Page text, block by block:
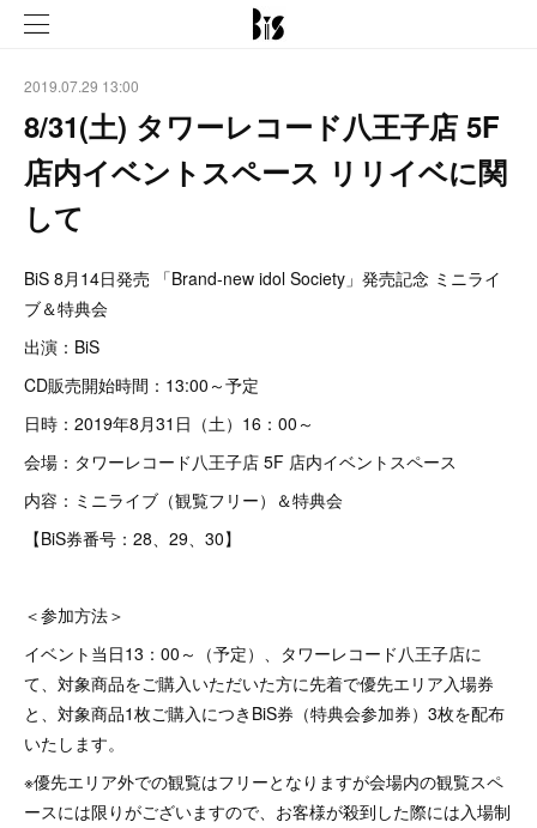
2019.07.29 13:00
8/31(土) タワーレコード八王子店 5F
店内イベントスペース リリイベに関
して
BiS 8月14日発売 「Brand-new idol Society」発売記念 ミニライ
ブ＆特典会
出演：BiS
CD販売開始時間：13:00～予定
日時：2019年8月31日（土）16：00～
会場：タワーレコード八王子店 5F 店内イベントスペース
内容：ミニライブ（観覧フリー）＆特典会
【BiS券番号：28、29、30】
＜参加方法＞
イベント当日13：00～（予定）、タワーレコード八王子店に
て、対象商品を​ご購入いただいた方に先着で優先​エリア入場券
と、対象商品1枚ご購入につきBiS券（特典会参加券）3枚を配布
い​たします。
※優先エリア外での観覧はフリーとなりますが会場内の観覧スペ
ースには限りがございますので、お客様が殺到した際には入場制